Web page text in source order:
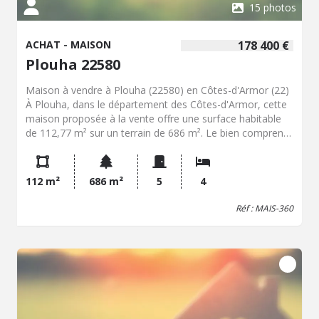
15 photos
178 400 €
ACHAT - MAISON
Plouha 22580
Maison à vendre à Plouha (22580) en Côtes-d'Armor (22)
À Plouha, dans le département des Côtes-d'Armor, cette
maison proposée à la vente offre une surface habitable
de 112,77 m² sur un terrain de 686 m². Le bien comprend
bourg et 2km des plages la maison dispose de certains
atouts La distribution intérieure permet d'envisager
plusieurs usages selon les besoins. La présence de 4
chambres facilite l'organisation d'un logement familial,
112,77 m² apporte un volume adapté à une occupation
principale ou secondaire. vous disposez d'un sous-sol
total avec espaces rangement et Garage. Le terrain de
686 m² constitue un espace extérieur à exploiter selon
l'aménagement souhaité. La configuration du terrain peut
112 m² 686 m² 5 4
Réf : MAIS-360